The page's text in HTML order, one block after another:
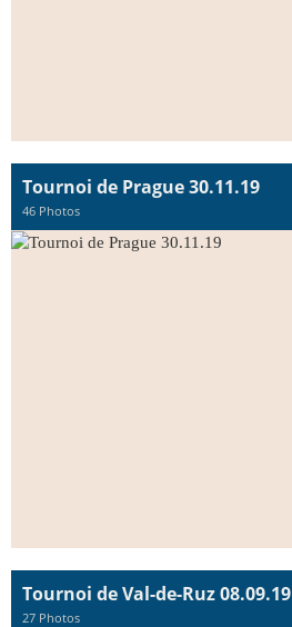
Tournoi de Prague 30.11.19
46 Photos
Tournoi de Val-de-Ruz 08.09.19
27 Photos